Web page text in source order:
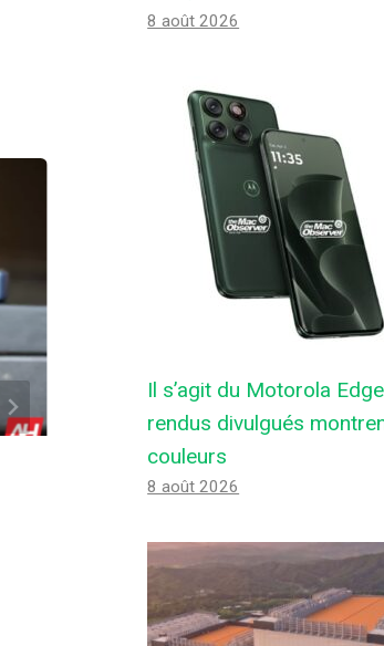
De nouvelles données
l’exactitude culturelle
Felix de Androidactu 1
8 août 2026
Il s’agit du Motorola
rendus divulgués
couleurs
8 août 2026